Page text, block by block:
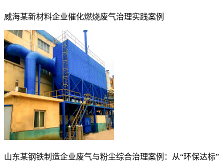
威海某新材料企业催化燃烧废气治理实践案例
山东某钢铁制造企业废气与粉尘综合治理案例：从“环保达标”